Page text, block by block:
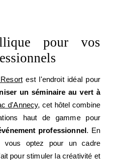
pour vos
est l'endroit idéal pour
un séminaire au vert à
d'Annecy, cet hôtel combine
haut de gamme pour
professionnel. En
vous optez pour un cadre
pour stimuler la créativité et